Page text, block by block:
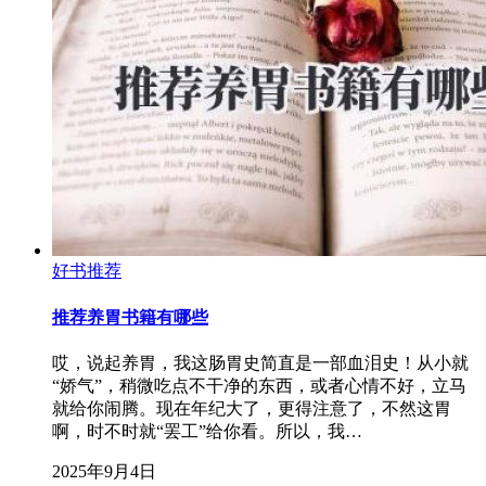
好书推荐
推荐养胃书籍有哪些
哎，说起养胃，我这肠胃史简直是一部血泪史！从小就
“娇气”，稍微吃点不干净的东西，或者心情不好，立马
就给你闹腾。现在年纪大了，更得注意了，不然这胃
啊，时不时就“罢工”给你看。所以，我…
2025年9月4日